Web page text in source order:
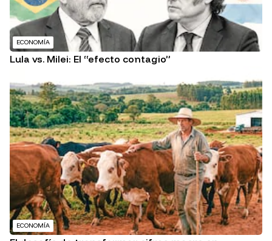
ECONOMÍA
Lula vs. Milei: El “efecto contagio”
ECONOMÍA